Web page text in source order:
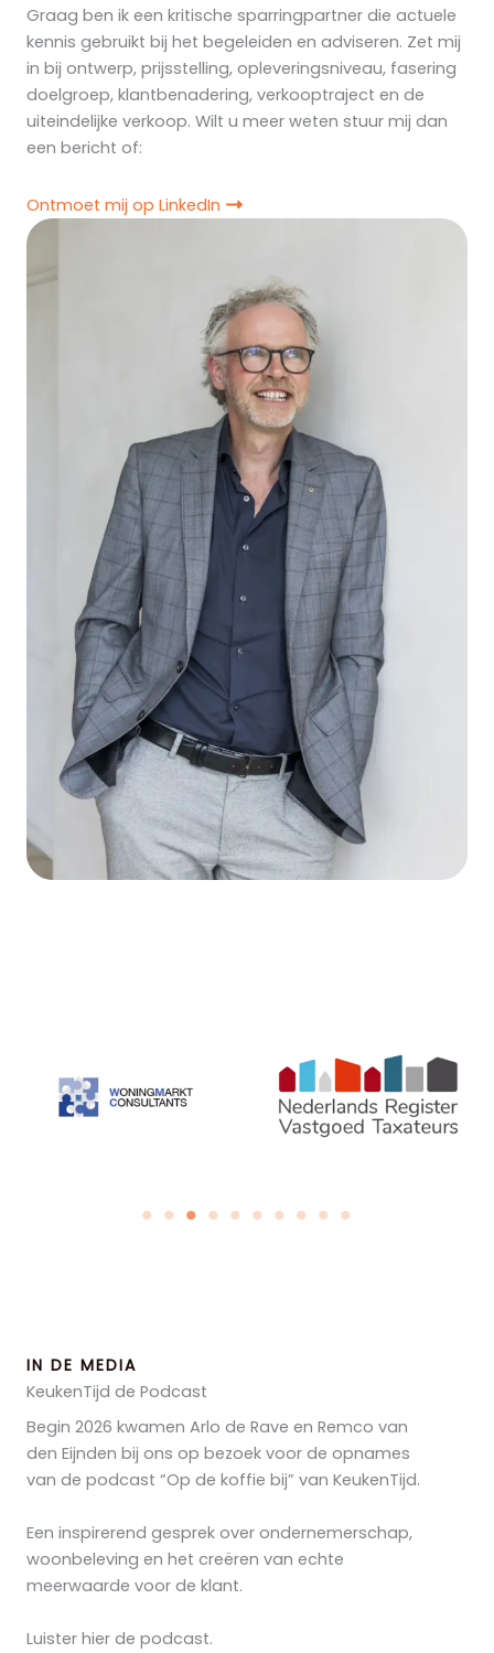
Graag ben ik een kritische sparringpartner die actuele
kennis gebruikt bij het begeleiden en adviseren. Zet mij
in bij ontwerp, prijsstelling, opleveringsniveau, fasering
doelgroep, klantbenadering, verkooptraject en de
uiteindelijke verkoop. Wilt u meer weten stuur mij dan
een bericht of:
Ontmoet mij op LinkedIn
IN DE MEDIA
KeukenTijd de Podcast
Begin 2026 kwamen Arlo de Rave en Remco van
den Eijnden bij ons op bezoek voor de opnames
van de podcast “Op de koffie bij” van KeukenTijd.
Een inspirerend gesprek over ondernemerschap,
woonbeleving en het creëren van echte
meerwaarde voor de klant.
Luister hier de podcast.